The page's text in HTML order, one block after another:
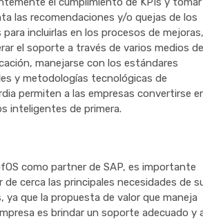
las recomendaciones y/o quejas de los
para incluirlas en los procesos de mejoras,
el soporte a través de varios medios de
manejarse con los estándares
y metodologías tecnológicas de
permiten a las empresas convertirse
inteligentes de primera.
como partner de SAP, es importante
de cerca las principales necesidades de
ya que la propuesta de valor que maneja
es brindar un soporte adecuado y